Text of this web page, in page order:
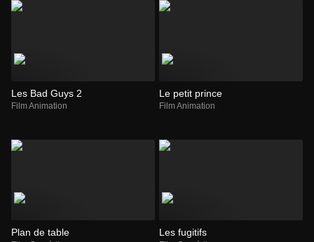
Les Bad Guys 2
Film Animation
Le petit prince
Film Animation
Plan de table Les fugitifs